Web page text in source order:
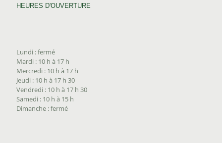
HEURES D'OUVERTURE
Lundi : fermé
Mardi : 10 h à 17 h
Mercredi : 10 h à 17 h
Jeudi : 10 h à 17 h 30
Vendredi : 10 h à 17 h 30
Samedi : 10 h à 15 h
Dimanche : fermé